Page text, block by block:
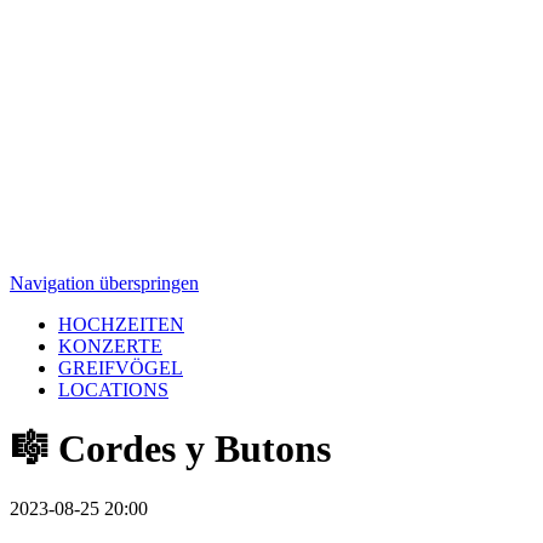
Navigation überspringen
HOCHZEITEN
KONZERTE
GREIFVÖGEL
LOCATIONS
🎼 Cordes y Butons
2023-08-25 20:00